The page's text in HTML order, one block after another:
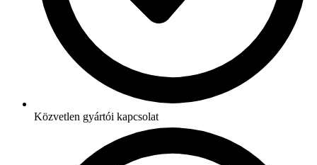
Közvetlen gyártói kapcsolat